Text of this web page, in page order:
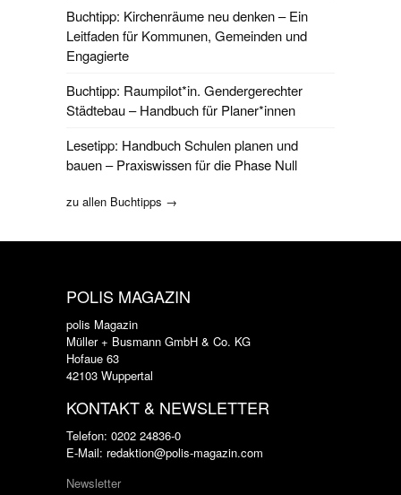
Buchtipp: Kirchenräume neu denken – Ein
Leitfaden für Kommunen, Gemeinden und
Engagierte
Buchtipp: Raumpilot*in. Gendergerechter
Städtebau – Handbuch für Planer*innen
Lesetipp: Handbuch Schulen planen und
bauen – Praxiswissen für die Phase Null
zu allen Buchtipps →
POLIS MAGAZIN
polis Magazin
Müller + Busmann GmbH & Co. KG
Hofaue 63
42103 Wuppertal
KONTAKT & NEWSLETTER
Telefon: 0202 24836-0
E-Mail: redaktion@polis-magazin.com
Newsletter